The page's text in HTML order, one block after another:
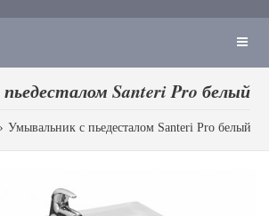
Santeri Pro белый
Умывальник с пьедесталом Santeri Pro белый